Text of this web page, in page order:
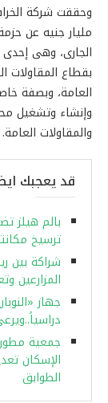
الجارى، وهى
بقطاع المقاولات
العامة، وبصفة
وإنشاء وتشغيل
والمقاولات العامة.
قد يعجبك
بالم هيلز
ترسيخ
شراكة بين
المزارعين
جهاز
جمعية
الإسكان
الطوابق